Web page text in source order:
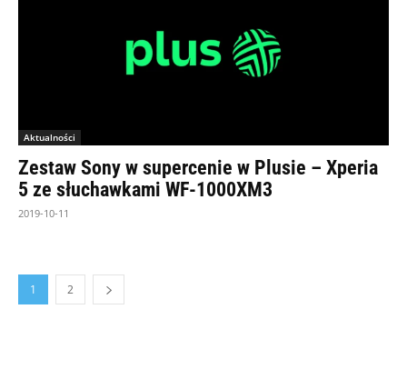
Aktualności
Zestaw Sony w supercenie w Plusie – Xperia
5 ze słuchawkami WF-1000XM3
2019-10-11
1 2